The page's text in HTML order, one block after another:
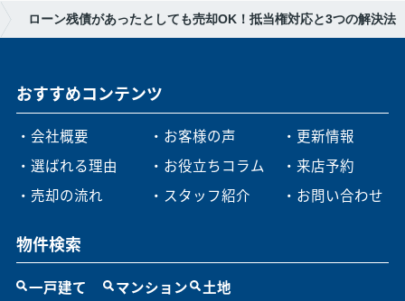
ローン残債があったとしても売却OK！抵当権対応と3つの解決法
おすすめコンテンツ
・会社概要
・選ばれる理由
・売却の流れ
・お客様の声
・お役立ちコラム
・スタッフ紹介
・更新情報
・来店予約
・お問い合わせ
物件検索
一戸建て マンション 土地